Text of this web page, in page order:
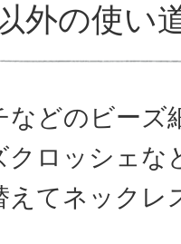
外の使い
などのビーズ
クロッシェな
えてネックレ